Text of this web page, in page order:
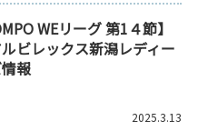
WEリーグ 第1４節】
ビレックス新潟レディー
報
2025.3.13